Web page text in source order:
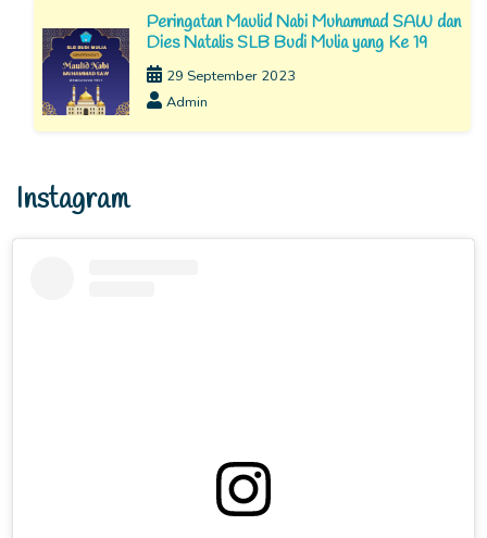
Peringatan Maulid Nabi Muhammad SAW dan
Dies Natalis SLB Budi Mulia yang Ke 19
29 September 2023
Admin
Instagram